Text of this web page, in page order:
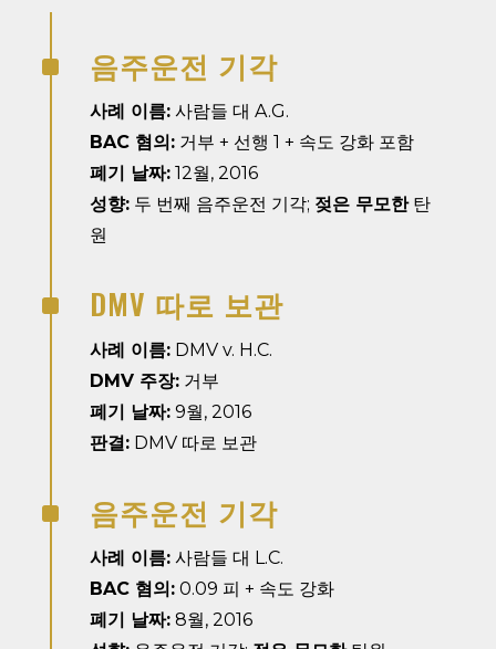
^ 음주운전 기각
사례 이름:사람들 대 A.G.
BAC 혐의:거부 + 선행 1 + 속도 강화 포함
폐기 날짜:12월, 2016
성향:두 번째 음주운전 기각; 젖은 무모한탄
원
^ DMV 따로 보관
사례 이름:DMV v. H.C.
DMV 주장:거부
폐기 날짜:9월, 2016
판결:DMV 따로 보관
^ 음주운전 기각
사례 이름:사람들 대 L.C.
BAC 혐의:0.09 피 + 속도 강화
폐기 날짜:8월, 2016